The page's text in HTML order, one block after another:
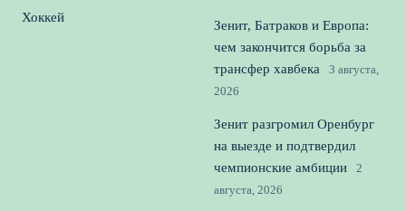
Хоккей
Зенит, Батраков и Европа:
чем закончится борьба за
трансфер хавбека
3 августа,
2026
Зенит разгромил Оренбург
на выезде и подтвердил
чемпионские амбиции
2
августа, 2026